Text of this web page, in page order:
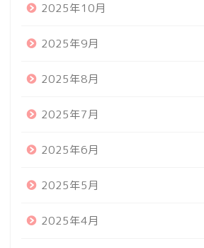
2025年10月
2025年9月
2025年8月
2025年7月
2025年6月
2025年5月
2025年4月